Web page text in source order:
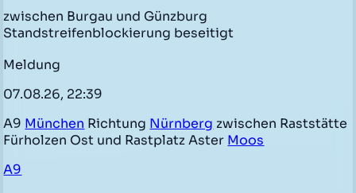
zwischen Burgau und Günzburg
Standstreifenblockierung beseitigt
Meldung
07.08.26, 22:39
A9 München Richtung Nürnberg zwischen Raststätte
Fürholzen Ost und Rastplatz Aster Moos
A9